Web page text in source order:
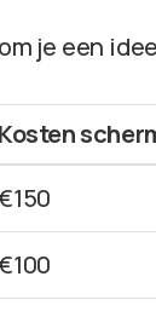
je een
Kosten